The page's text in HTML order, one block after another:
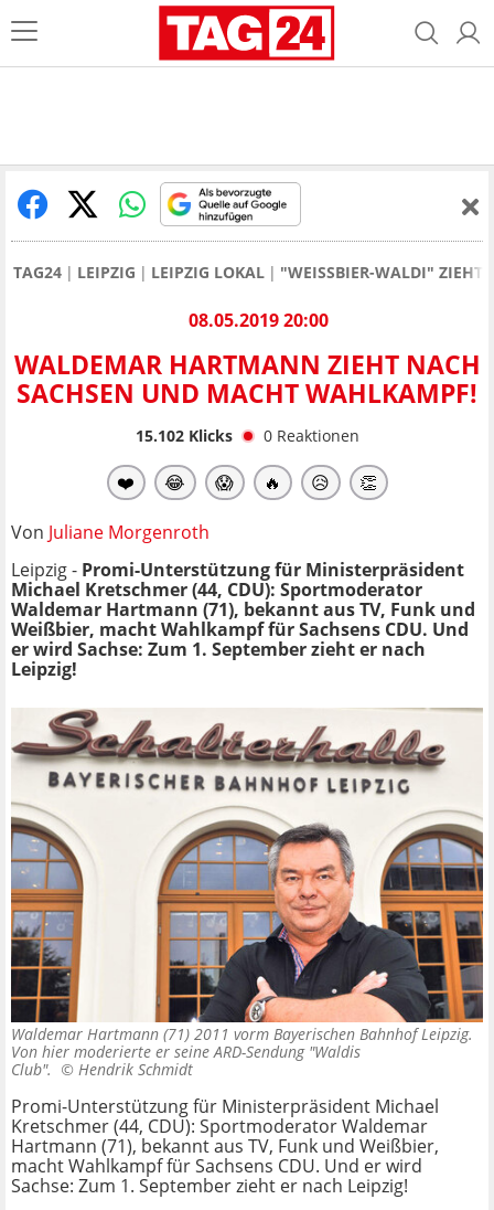
TAG24 LEIPZIG LEIPZIG LOKAL "WEISSBIER-WALDI" ZIEHT
08.05.2019 20:00
WALDEMAR HARTMANN ZIEHT NACH
SACHSEN UND MACHT WAHLKAMPF!
15.102Klicks 0 Reaktionen
❤️ 😂 😱 🔥 😥 👏
Von Juliane Morgenroth
Leipzig - Promi-Unterstützung für Ministerpräsident
Michael Kretschmer (44, CDU): Sportmoderator
Waldemar Hartmann (71), bekannt aus TV, Funk und
Weißbier, macht Wahlkampf für Sachsens CDU. Und
er wird Sachse: Zum 1. September zieht er nach
Leipzig!
Waldemar Hartmann (71) 2011 vorm Bayerischen Bahnhof Leipzig.
Von hier moderierte er seine ARD-Sendung "Waldis
Club". © Hendrik Schmidt
Promi-Unterstützung für Ministerpräsident Michael
Kretschmer (44, CDU): Sportmoderator Waldemar
Hartmann (71), bekannt aus TV, Funk und Weißbier,
macht Wahlkampf für Sachsens CDU. Und er wird
Sachse: Zum 1. September zieht er nach Leipzig!